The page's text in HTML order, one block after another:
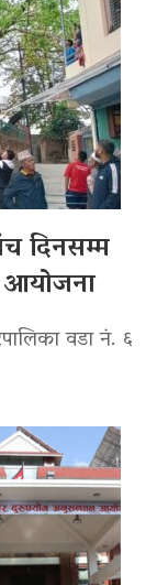
दिनसम्म
आयोजना
वडा नं. ६